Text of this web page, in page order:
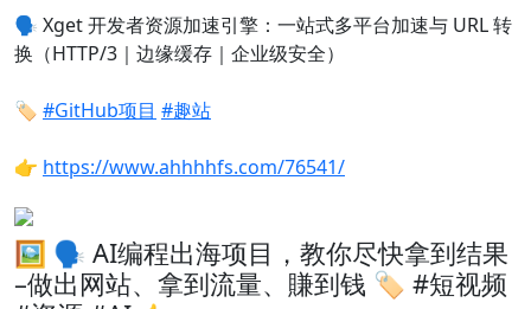
🗣️ Xget 开发者资源加速引擎：一站式多平台加速与 URL 转
换（HTTP/3｜边缘缓存｜企业级安全）
🏷️ #GitHub项目 #趣站
👉 https://www.ahhhhfs.com/76541/
🖼 🗣️ AI编程出海项目，教你尽快拿到结果
–做出网站、拿到流量、賺到钱 🏷️ #短视频